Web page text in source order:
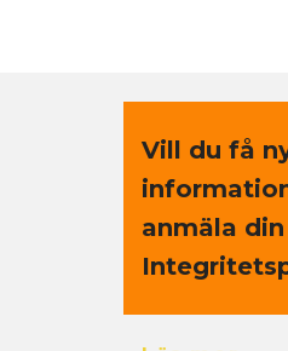
Vill du få
anmäla